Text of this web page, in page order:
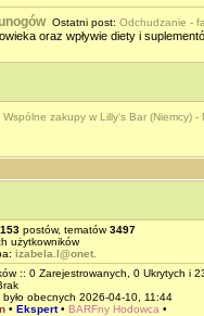
Ostatni post: Odchudzanie -
oraz wpływie diety i
Wspólne zakupy w Lilly's Bar (Niemcy) -
postów, tematów3497
użytkowników
izabela.l@onet.
:: 0 Zarejestrowanych, 0 Ukrytych i
było obecnych 2026-04-10, 11:44
• Ekspert• BARFny Hodowca •